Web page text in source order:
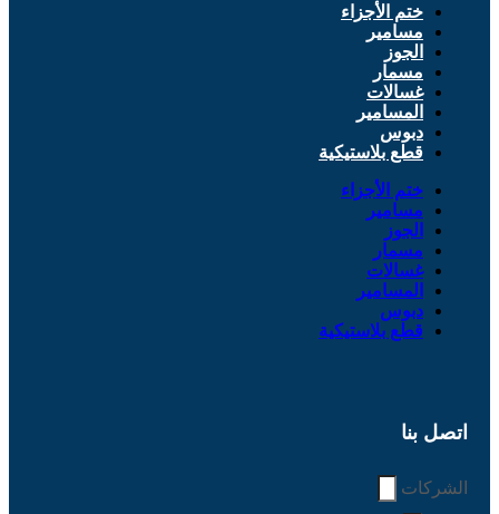
ختم الأجزاء
مسامير
الجوز
مسمار
غسالات
المسامير
دبوس
قطع بلاستيكية
ختم الأجزاء
مسامير
الجوز
مسمار
غسالات
المسامير
دبوس
قطع بلاستيكية
اتصل بنا
الشركات